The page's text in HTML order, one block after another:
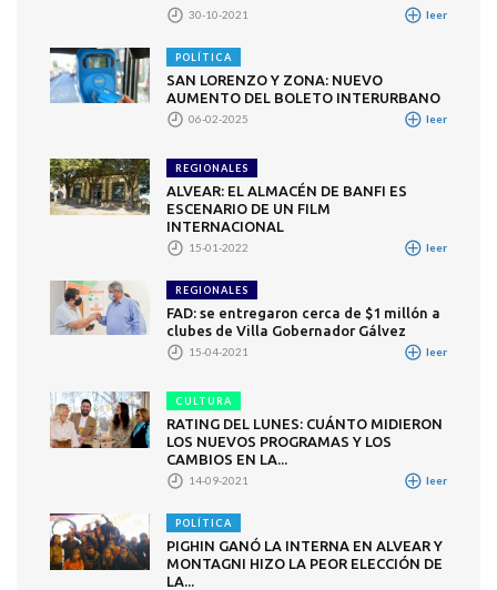
30-10-2021 leer
POLÍTICA
SAN LORENZO Y ZONA: NUEVO
AUMENTO DEL BOLETO INTERURBANO
06-02-2025 leer
REGIONALES
ALVEAR: EL ALMACÉN DE BANFI ES
ESCENARIO DE UN FILM
INTERNACIONAL
15-01-2022 leer
REGIONALES
FAD: se entregaron cerca de $1 millón a
clubes de Villa Gobernador Gálvez
15-04-2021 leer
CULTURA
RATING DEL LUNES: CUÁNTO MIDIERON
LOS NUEVOS PROGRAMAS Y LOS
CAMBIOS EN LA...
14-09-2021 leer
POLÍTICA
PIGHIN GANÓ LA INTERNA EN ALVEAR Y
MONTAGNI HIZO LA PEOR ELECCIÓN DE
LA...